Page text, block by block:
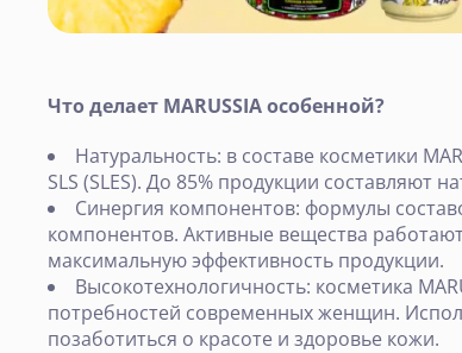
Что делает MARUSSIA особенной?
Натуральность: в составе косметики
SLS (SLES). До 85% продукции
Синергия компонентов: формулы
компонентов. Активные вещества
максимальную эффективность продукции.
Высокотехнологичность: косметика
потребностей современных женщин.
позаботиться о красоте и здоровье кожи.